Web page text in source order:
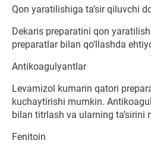
Qon yaratilishiga ta’sir qiluvchi
Dekaris preparatini qon
preparatlar bilan qo‘llashda
Antikoagulyantlar
Levamizol kumarin qatori
kuchaytirishi mumkin.
bilan titrlash va ularning ta’sirini
Fenitoin